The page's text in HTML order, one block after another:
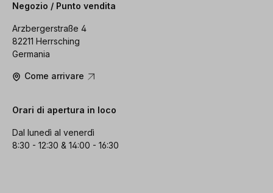
Negozio / Punto vendita
Arzbergerstraße 4
82211 Herrsching
Germania
Come arrivare
Orari di apertura in loco
Dal lunedì al venerdì
8:30 - 12:30 & 14:00 - 16:30